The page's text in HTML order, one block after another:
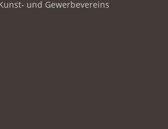
und Gewerbevereins